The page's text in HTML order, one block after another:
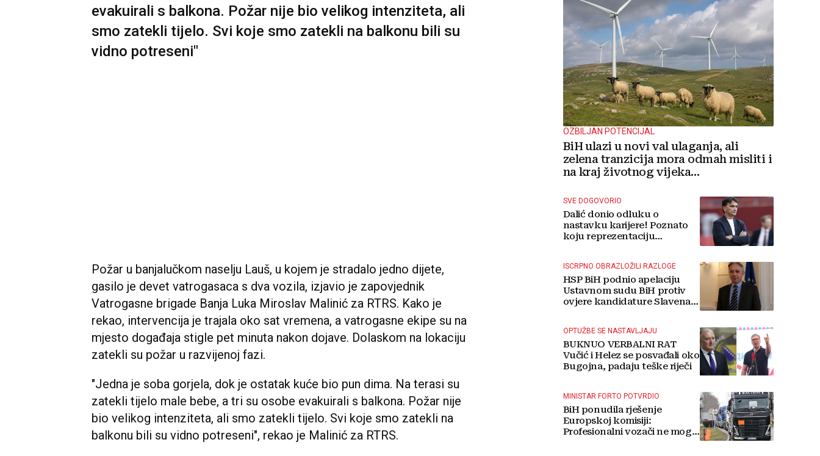
evakuirali s balkona. Požar nije bio velikog intenziteta, ali
smo zatekli tijelo. Svi koje smo zatekli na balkonu bili su
vidno potreseni"
Požar u banjalučkom naselju Lauš, u kojem je stradalo jedno dijete,
gasilo je devet vatrogasaca s dva vozila, izjavio je zapovjednik
Vatrogasne brigade Banja Luka Miroslav Malinić za RTRS. Kako je
rekao, intervencija je trajala oko sat vremena, a vatrogasne ekipe su na
mjesto događaja stigle pet minuta nakon dojave. Dolaskom na lokaciju
zatekli su požar u razvijenoj fazi.
"Jedna je soba gorjela, dok je ostatak kuće bio pun dima. Na terasi su
zatekli tijelo male bebe, a tri su osobe evakuirali s balkona. Požar nije
bio velikog intenziteta, ali smo zatekli tijelo. Svi koje smo zatekli na
balkonu bili su vidno potreseni", rekao je Malinić za RTRS.
OZBILJAN POTENCIJAL
BiH ulazi u novi val ulaganja, ali
zelena tranzicija mora odmah misliti i
na kraj životnog vijeka
SVE DOGOVORIO
Dalić donio odluku o
nastavku karijere! Poznato
koju reprezentaciju
ISCRPNO OBRAZLOŽILI RAZLOGE
HSP BiH podnio apelaciju
Ustavnom sudu BiH protiv
ovjere kandidature Slavena
OPTUŽBE SE NASTAVLJAJU
BUKNUO VERBALNI RAT
Vučić i Helez se posvađali oko
Bugojna, padaju teške riječi
MINISTAR FORTO POTVRDIO
BiH ponudila rješenje
Europskoj komisiji:
Profesionalni vozači ne mogu